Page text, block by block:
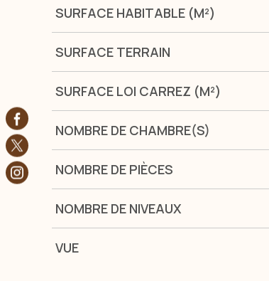
SURFACE HABITABLE (M²)
SURFACE TERRAIN
SURFACE LOI CARREZ (M²)
NOMBRE DE CHAMBRE(S)
NOMBRE DE PIÈCES
NOMBRE DE NIVEAUX
VUE